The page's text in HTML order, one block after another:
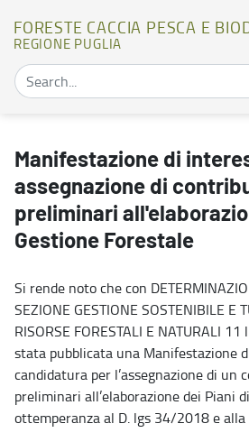
FORESTE CACCIA PESCA E
REGIONE PUGLIA
Manifestazione di
assegnazione di
preliminari
Gestione Forestale
Si rende noto che con
SEZIONE GESTIONE SOSTENIBILE E
RISORSE FORESTALI E NATURALI
stata pubblicata una Manifestazione
candidatura per l’assegnazione di un
preliminari all’elaborazione dei Piani
ottemperanza al D. lgs 34/2018 e